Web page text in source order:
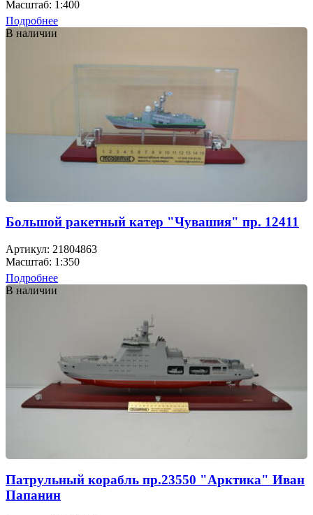
Масштаб: 1:400
Подробнее
В наличии
Большой ракетный катер "Чувашия" пр. 12411
Артикул: 21804863
Масштаб: 1:350
Подробнее
В наличии
Патрульный корабль пр.23550 "Арктика" Иван
Папанин